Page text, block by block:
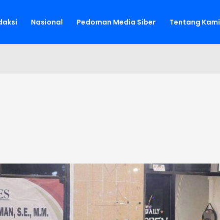
Nasional Pedoman Media Siber Tentang Kami